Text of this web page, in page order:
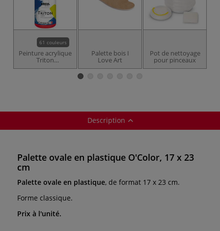
61 couleurs
Peinture acrylique
Triton
Gerstaecker
Palette bois I
Love Art
Pot de nettoyage
pour pinceaux
Description
Palette ovale en plastique O'Color, 17 x 23
cm
Palette ovale en plastique, de format 17 x 23 cm.
Forme classique.
Prix à l'unité.